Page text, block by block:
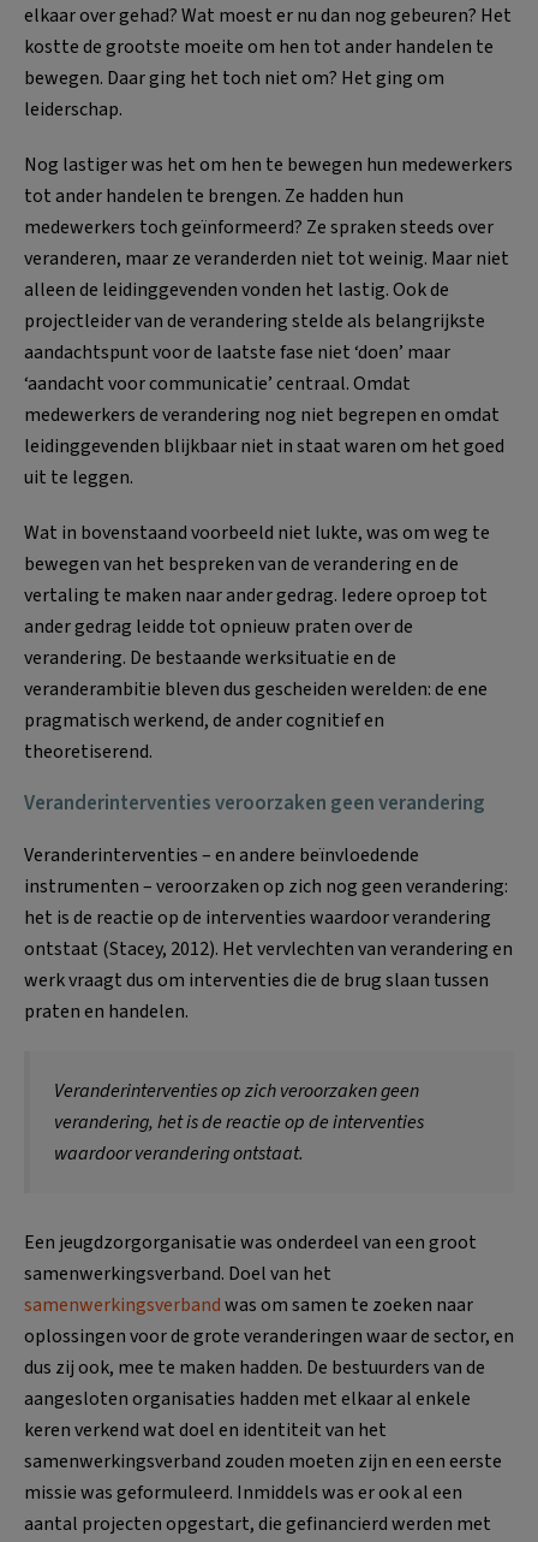
elkaar over gehad? Wat moest er nu dan nog gebeuren? Het
kostte de grootste moeite om hen tot ander handelen te
bewegen. Daar ging het toch niet om? Het ging om
leiderschap.
Nog lastiger was het om hen te bewegen hun medewerkers
tot ander handelen te brengen. Ze hadden hun
medewerkers toch geïnformeerd? Ze spraken steeds over
veranderen, maar ze veranderden niet tot weinig. Maar niet
alleen de leidinggevenden vonden het lastig. Ook de
projectleider van de verandering stelde als belangrijkste
aandachtspunt voor de laatste fase niet ‘doen’ maar
‘aandacht voor communicatie’ centraal. Omdat
medewerkers de verandering nog niet begrepen en omdat
leidinggevenden blijkbaar niet in staat waren om het goed
uit te leggen.
Wat in bovenstaand voorbeeld niet lukte, was om weg te
bewegen van het bespreken van de verandering en de
vertaling te maken naar ander gedrag. Iedere oproep tot
ander gedrag leidde tot opnieuw praten over de
verandering. De bestaande werksituatie en de
veranderambitie bleven dus gescheiden werelden: de ene
pragmatisch werkend, de ander cognitief en
theoretiserend.
Veranderinterventies veroorzaken geen verandering
Veranderinterventies – en andere beïnvloedende
instrumenten – veroorzaken op zich nog geen verandering:
het is de reactie op de interventies waardoor verandering
ontstaat (Stacey, 2012). Het vervlechten van verandering en
werk vraagt dus om interventies die de brug slaan tussen
praten en handelen.
Veranderinterventies op zich veroorzaken geen
verandering, het is de reactie op de interventies
waardoor verandering ontstaat.
Een jeugdzorgorganisatie was onderdeel van een groot
samenwerkingsverband. Doel van het
samenwerkingsverbandwas om samen te zoeken naar
oplossingen voor de grote veranderingen waar de sector, en
dus zij ook, mee te maken hadden. De bestuurders van de
aangesloten organisaties hadden met elkaar al enkele
keren verkend wat doel en identiteit van het
samenwerkingsverband zouden moeten zijn en een eerste
missie was geformuleerd. Inmiddels was er ook al een
aantal projecten opgestart, die gefinancierd werden met